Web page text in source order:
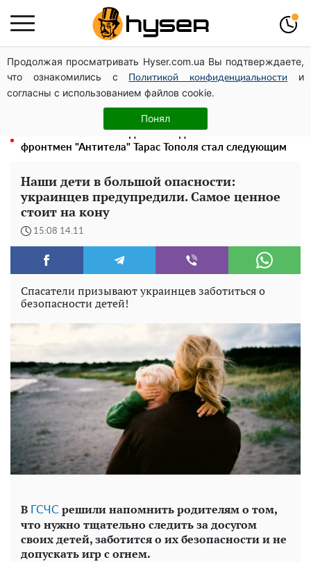
Продолжая просматривать Hyser.com.ua Вы подтверждаете,
что ознакомились с
Политикой конфиденциальности
и
согласны с использованием файлов cookie.
Понял
Может ли Почтовая площадь стать главной точкой
входа в исторический Киев
Голая Елена Тополя в интересных позах заставила
отвисать челюсти: слив видео – было только началом
фронтмен "Антитела" Тарас Тополя стал следующим
Наши дети в большой опасности:
украинцев предупредили. Самое ценное
стоит на кону
15:08 14.11
Спасатели призывают украинцев заботиться о
безопасности детей!
В ГСЧС решили напомнить родителям о том,
что нужно тщательно следить за досугом
своих детей, заботится о их безопасности и не
допускать игр с огнем.